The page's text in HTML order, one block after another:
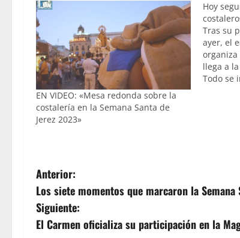
EN VIDEO: «Mesa redonda sobre la
costalería en la Semana Santa de
Jerez 2023»
Hoy
Tras su
ayer, el
llega a
Todo se
N
a
v
Anterior:
Los siete momentos que marcaron la Semana
Siguiente:
El Carmen oficializa su participación en la